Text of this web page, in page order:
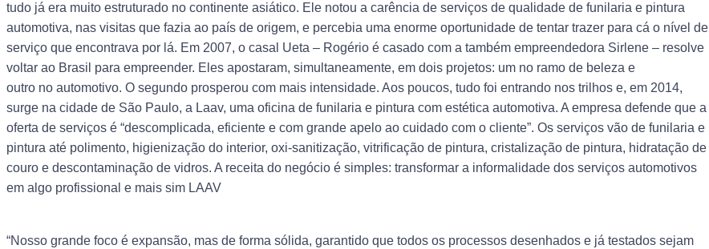
tudo já era muito estruturado no continente asiático. Ele notou a carência de serviços de qualidade de funilaria e pintura
automotiva, nas visitas que fazia ao país de origem, e percebia uma enorme oportunidade de tentar trazer para cá o nível de
serviço que encontrava por lá. Em 2007, o casal Ueta – Rogério é casado com a também empreendedora Sirlene – resolve
voltar ao Brasil para empreender. Eles apostaram, simultaneamente, em dois projetos: um no ramo de beleza e
outro no automotivo. O segundo prosperou com mais intensidade. Aos poucos, tudo foi entrando nos trilhos e, em 2014,
surge na cidade de São Paulo, a Laav, uma oficina de funilaria e pintura com estética automotiva. A empresa defende que a
oferta de serviços é “descomplicada, eficiente e com grande apelo ao cuidado com o cliente”. Os serviços vão de funilaria e
pintura até polimento, higienização do interior, oxi-sanitização, vitrificação de pintura, cristalização de pintura, hidratação de
couro e descontaminação de vidros. A receita do negócio é simples: transformar a informalidade dos serviços automotivos
em algo profissional e mais sim LAAV
“Nosso grande foco é expansão, mas de forma sólida, garantido que todos os processos desenhados e já testados sejam